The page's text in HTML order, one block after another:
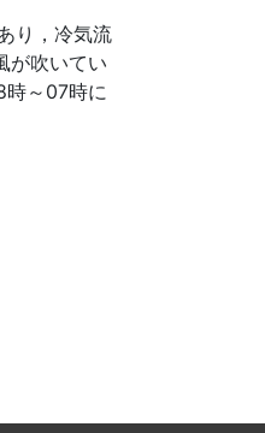
り，冷気流
が吹いてい
時～07時に